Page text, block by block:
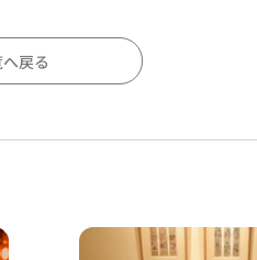
戻る